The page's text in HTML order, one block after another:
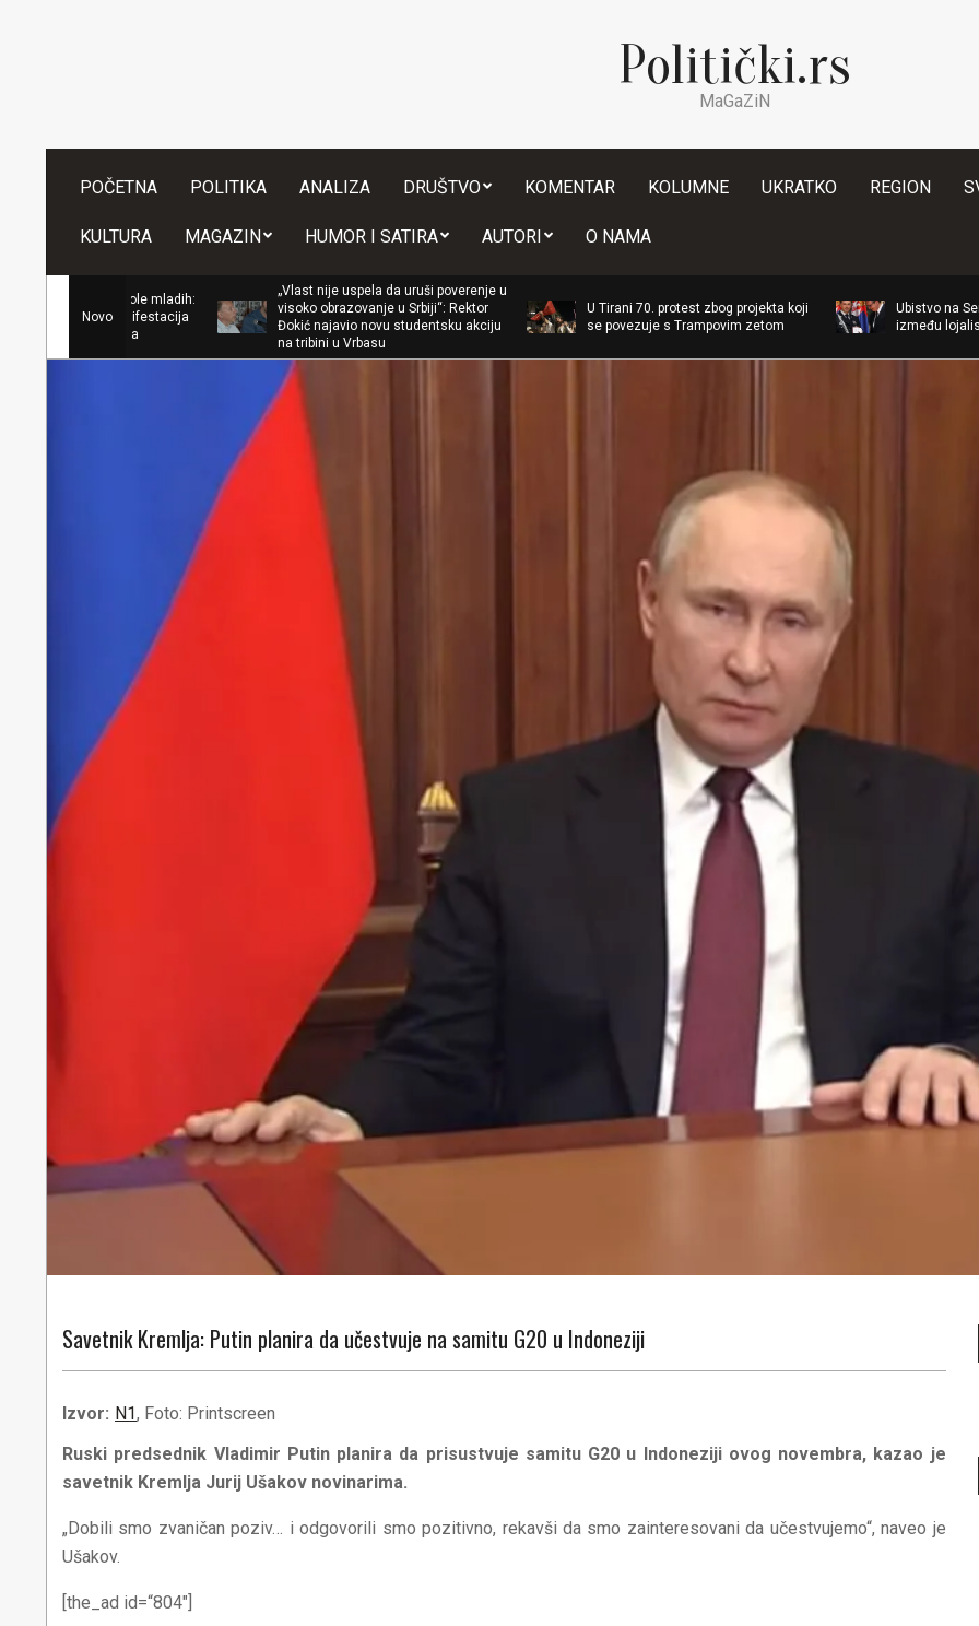
Politički.rs
MaGaZiN
POČETNA POLITIKA ANALIZA DRUŠTVO KOMENTAR KOLUMNE UKRATKO REGION
KULTURA MAGAZIN HUMOR I SATIRA AUTORI O NAMA
Novo
„Vlast nije uspela da uruši poverenje u
visoko obrazovanje u Srbiji“: Rektor
Đokić najavio novu studentsku akciju
na tribini u Vrbasu
U Tirani 70. protest zbog projekta koji
se povezuje s Trampovim zetom
Ubistvo na Senjaku:
između lojalističkih
Savetnik Kremlja: Putin planira da učestvuje na samitu G20 u Indoneziji
Izvor: N1, Foto: Printscreen
Ruski predsednik Vladimir Putin planira da prisustvuje samitu G20 u Indoneziji ovog novembra, kazao je
savetnik Kremlja Jurij Ušakov novinarima.
„Dobili smo zvaničan poziv… i odgovorili smo pozitivno, rekavši da smo zainteresovani da učestvujemo“, naveo je
Ušakov.
[the_ad id=“804″]